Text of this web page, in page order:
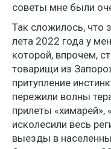
советы мне были
Так сложилось, что
лета 2022 года у
которой, впрочем,
товарищи из
притупление
пережили волны
прилеты «химарей»,
исколесили весь
выезды в